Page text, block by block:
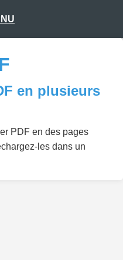
en plusieurs
PDF en des pages
les dans un